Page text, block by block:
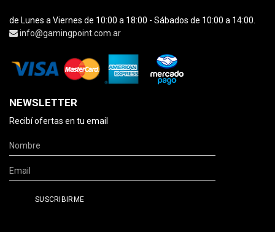
de Lunes a Viernes de 10:00 a 18:00 - Sábados de 10:00 a 14:00.
info@gamingpoint.com.ar
NEWSLETTER
Recibí ofertas en tu email